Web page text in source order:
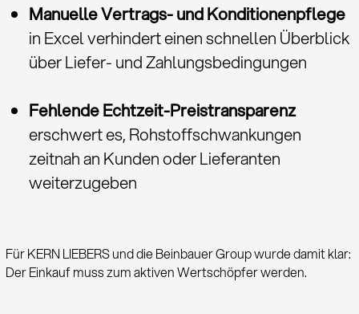
Manuelle Vertrags- und Konditionenpflege
in Excel verhindert einen schnellen Überblick
über Liefer- und Zahlungs­bedingungen
Fehlende Echtzeit-Preistransparenz
erschwert es, Rohstoff­schwankungen
zeitnah an Kunden oder Lieferanten
weiterzugeben
Für KERN LIEBERS und die Beinbauer Group wurde damit klar:
Der Einkauf muss zum aktiven Wert­schöpfer werden.